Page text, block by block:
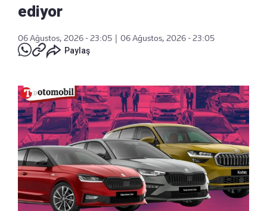
ediyor
06 Ağustos, 2026 - 23:05
06 Ağustos, 2026 - 23:05
Paylaş